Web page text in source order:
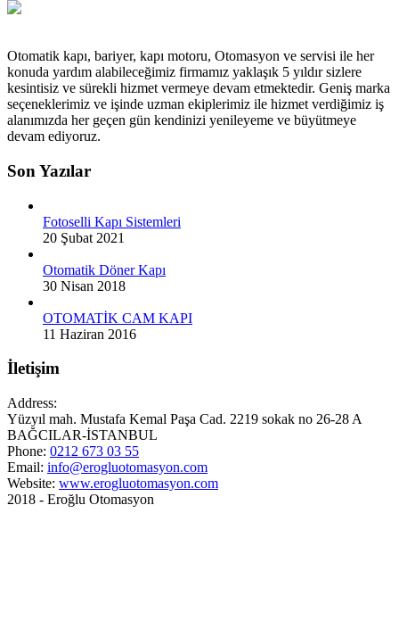
Otomatik kapı, bariyer, kapı motoru, Otomasyon ve servisi ile her
konuda yardım alabileceğimiz firmamız yaklaşık 5 yıldır sizlere
kesintisiz ve sürekli hizmet vermeye devam etmektedir. Geniş marka
seçeneklerimiz ve işinde uzman ekiplerimiz ile hizmet verdiğimiz iş
alanımızda her geçen gün kendinizi yenileyeme ve büyütmeye
devam ediyoruz.
Son Yazılar
Fotoselli Kapı Sistemleri
20 Şubat 2021
Otomatik Döner Kapı
30 Nisan 2018
OTOMATİK CAM KAPI
11 Haziran 2016
İletişim
Address:
Yüzyıl mah. Mustafa Kemal Paşa Cad. 2219 sokak no 26-28 A
BAĞCILAR-İSTANBUL
Phone: 0212 673 03 55
Email: info@erogluotomasyon.com
Website: www.erogluotomasyon.com
2018 - Eroğlu Otomasyon